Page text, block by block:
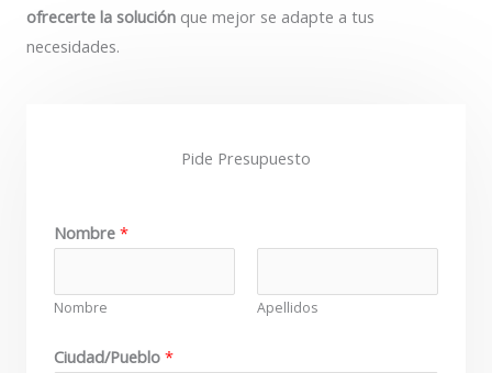
ofrecerte la solución que mejor se adapte a tus
necesidades.
Pide Presupuesto
Nombre *
Nombre Apellidos
Ciudad/Pueblo *